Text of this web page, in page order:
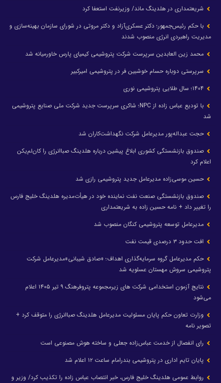
شریعتمداری در هلدینگ ماند/ وزیرنفت استعفا کرد
با حکم رئیس‌جمهور؛ دکتر عسکری‌آزاد و دکتر مروتی در شورای سازمان بهینه‌سازی و
مدیریت راهبردی انرژی منصوب شدند
محمد زین العابدین سرپرست شرکت پتروشیمی کیمیای پارس خاورمیانه شد
سرپرستی دوباره حسام خوشبین فر در پتروشیمی امیرکبیر
با تودیع عباس زاده از NPC؛ شاکری سرپرست جدید شرکت ملی صنایع پتروشیمی
شد
حجت عبداله‌پور مدیرعامل شرکت نگهداشت‌کاران شد
صندوق بازنشستگی کشوری ابلاغ پیشین درباره هلدینگ صباانرژی را کان‌لم‌یکن
اعلام کرد
حسین موسی‌زاده مدیرعامل جدید پتروشیمی رازی شد
صندوق بازنشستگی صنعت نفت نماینده خود در هیأت‌مدیره هلدینگ خلیج فارس
را تغییر داد + نامه حسین زاده به شریعتمداری
مدیرعامل توسعه پتروشیمی کنگان منصوب شد
افت حدود ۳ درصدی قیمت نفت
حکم مدیرعامل گروه سرمایه‌گذاری اهداف؛ «صادق شیبانی»مدیرعامل شرکت
پتروشیمی سروش مهستان عسلویه شد
نتایج آزمون استخدامی شرکت های زیرمجموعه پتروفرهنگ ۹ تیر ۱۴۰۵ اعلام
می‌شود
وزارت تعاون حکم پایان مسئولیت مدیرعامل هلدینگ صباانرژی را متوقف کرد +
تصویر نامه
رای انفصال از خدمت عباس‌زاده جعلی و ساخته هوش مصنوعی است
پایان تایم اداری در پتروشیمی بندرامام ساعت ۱۲ اعلام شد
روابط عمومی هلدینگ خلیج فارس، خبر انتصاب عباس زاده را تکذیب کرد/ وزیر و